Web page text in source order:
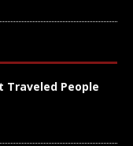
Traveled People